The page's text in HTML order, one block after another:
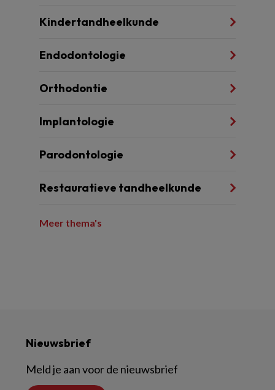
Kindertandheelkunde
Endodontologie
Orthodontie
Implantologie
Parodontologie
Restauratieve tandheelkunde
Meer thema's
Nieuwsbrief
Meld je aan voor de nieuwsbrief